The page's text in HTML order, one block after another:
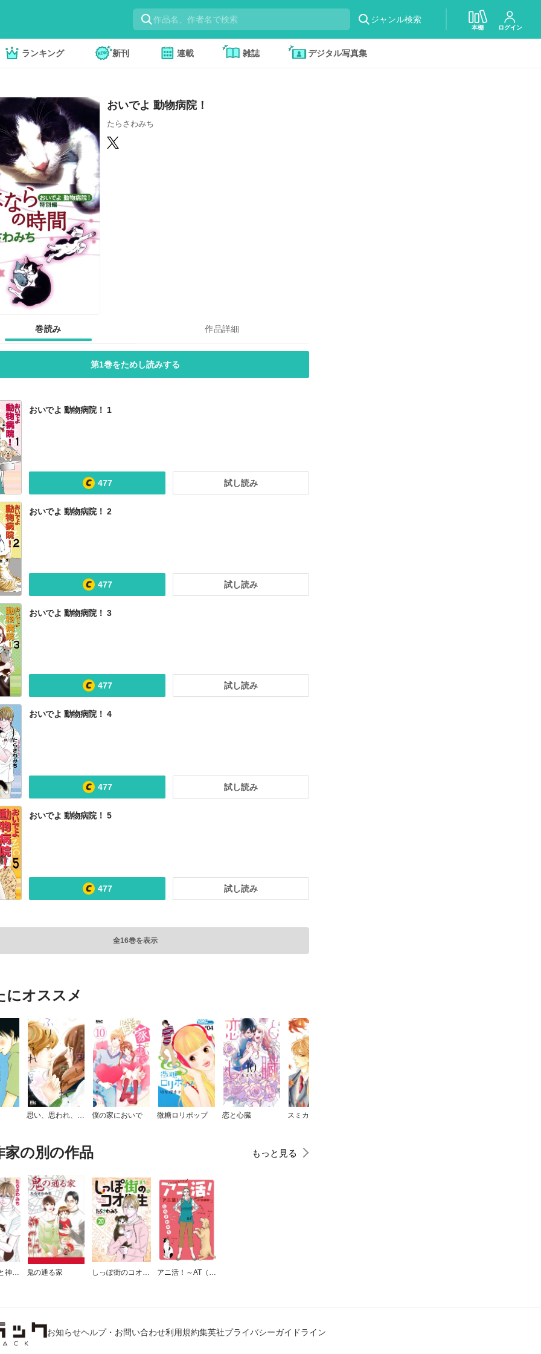
ジャンル検索
本棚 ログイン
ランキング 新刊 連載 雑誌 デジタル写真集
おいでよ 動物病院！
たらさわみち
巻読み 作品詳細
第1巻をためし読みする
おいでよ 動物病院！ 1
477 試し読み
おいでよ 動物病院！ 2
477 試し読み
おいでよ 動物病院！ 3
477 試し読み
おいでよ 動物病院！ 4
477 試し読み
おいでよ 動物病院！ 5
477 試し読み
全16巻を表示
にオススメ
思い、思われ、ふり、ふられ 僕の家においで 微糖ロリポップ 恋と心臓 スミカスミレ
家の別の作品 もっと見る
僕とシッポと神楽坂（かぐらざか） 鬼の通る家 しっぽ街のコオ先生 アニ活！～AT（アニマルセラピー）診療室～
お知らせヘルプ・お問い合わせ利用規約集英社プライバシーガイドライン